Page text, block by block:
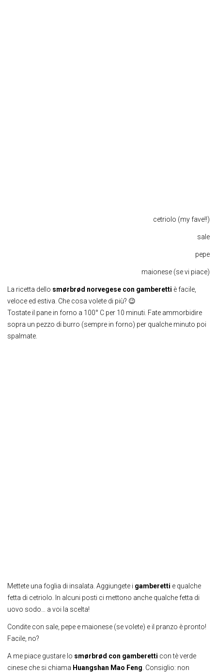
cetriolo (my fave!!)
sale
pepe
maionese (se vi piace)
La ricetta dello smørbrød norvegese con gamberetti è facile,
veloce ed estiva. Che cosa volete di più? 😉
Tostate il pane in forno a 100° C per 10 minuti. Fate ammorbidire
sopra un pezzo di burro (sempre in forno) per qualche minuto poi
spalmate.
Mettete una foglia di insalata. Aggiungete i gamberetti e qualche
fetta di cetriolo. In alcuni posti ci mettono anche qualche fetta di
uovo sodo… a voi la scelta!
Condite con sale, pepe e maionese (se volete) e il pranzo è pronto!
Facile, no?
A me piace gustare lo smørbrød con gamberetti con tè verde
cinese che si chiama Huangshan Mao Feng . Consiglio: non